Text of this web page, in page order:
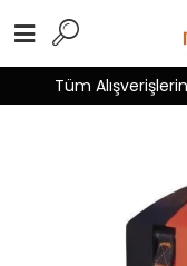
Tüm